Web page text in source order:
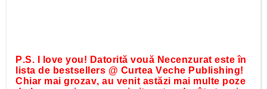
P.S. I love you! Datorită vouă Necenzurat este în
lista de bestsellers @ Curtea Veche Publishing!
Chiar mai grozav, au venit astăzi mai multe poze